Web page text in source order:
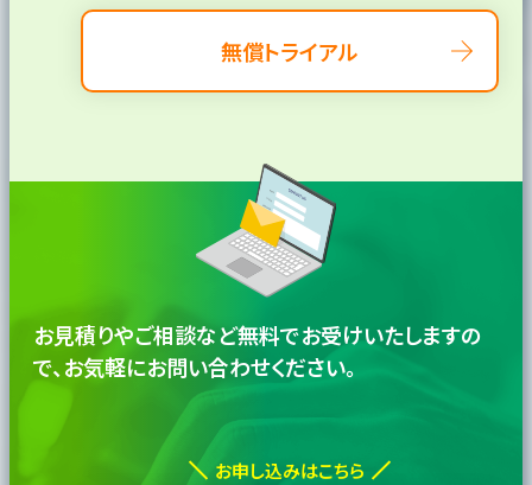
無償トライアル
お見積りやご相談など無料でお受けいたしますの
で、お気軽にお問い合わせください。
お申し込みはこちら